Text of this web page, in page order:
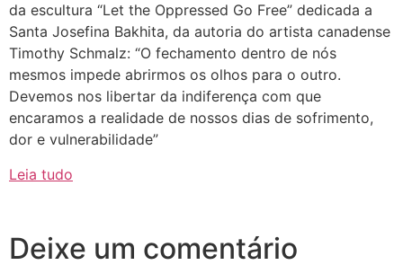
da escultura “Let the Oppressed Go Free” dedicada a
Santa Josefina Bakhita, da autoria do artista canadense
Timothy Schmalz: “O fechamento dentro de nós
mesmos impede abrirmos os olhos para o outro.
Devemos nos libertar da indiferença com que
encaramos a realidade de nossos dias de sofrimento,
dor e vulnerabilidade”
Leia tudo
Deixe um comentário